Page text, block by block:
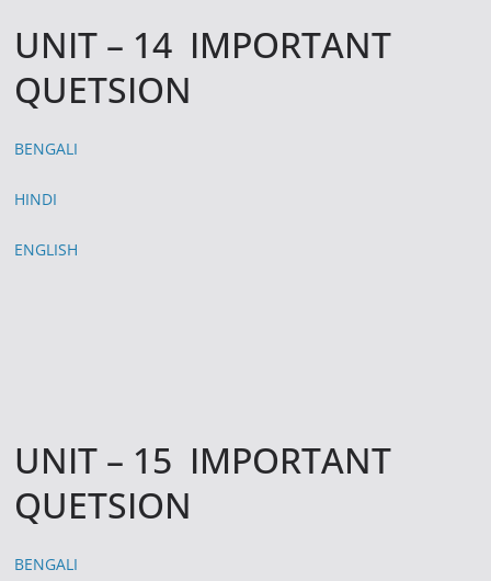
UNIT – 14 IMPORTANT
QUETSION
BENGALI
HINDI
ENGLISH
UNIT – 15 IMPORTANT
QUETSION
BENGALI